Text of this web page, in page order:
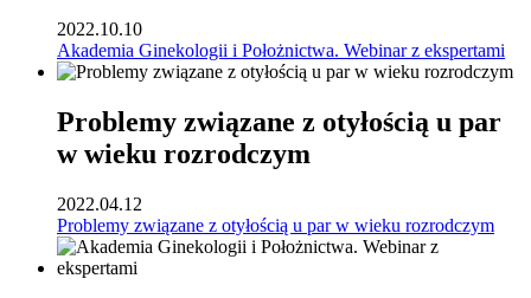
2022.10.10
Akademia Ginekologii i Położnictwa. Webinar z ekspertami
Problemy związane z otyłością u par
w wieku rozrodczym
2022.04.12
Problemy związane z otyłością u par w wieku rozrodczym